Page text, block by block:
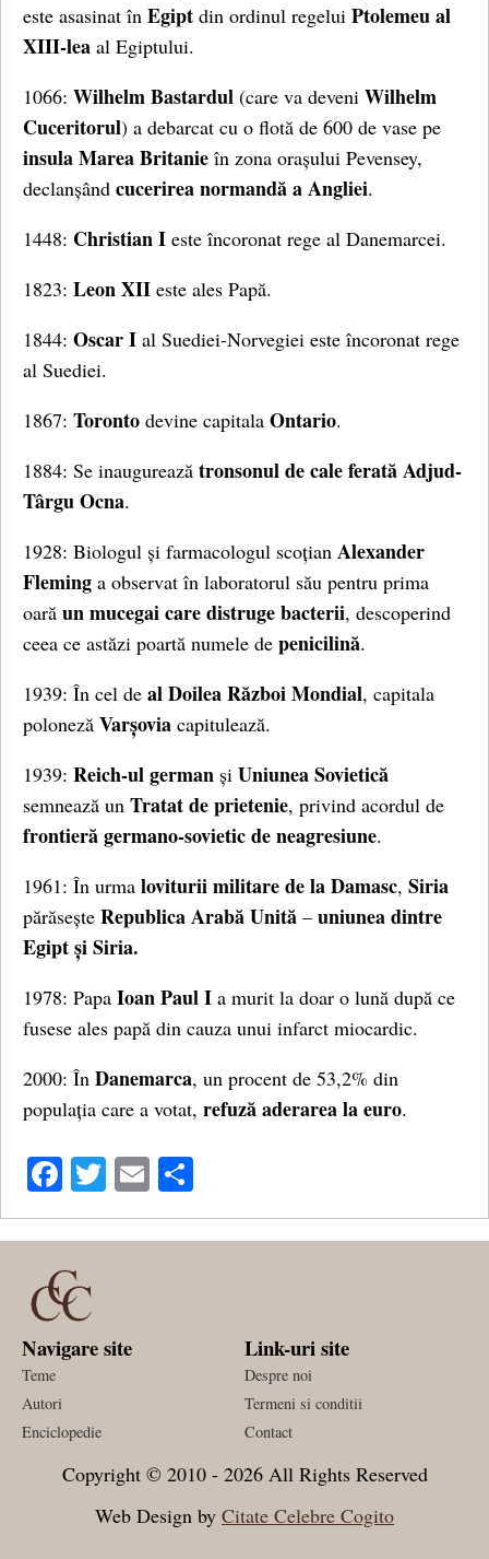
este asasinat în Egipt din ordinul regelui Ptolemeu al
XIII-lea al Egiptului.
1066: Wilhelm Bastardul (care va deveni Wilhelm
Cuceritorul) a debarcat cu o flotă de 600 de vase pe
insula Marea Britanie în zona orașului Pevensey,
declanșând cucerirea normandă a Angliei.
1448: Christian I este încoronat rege al Danemarcei.
1823: Leon XII este ales Papă.
1844: Oscar I al Suediei-Norvegiei este încoronat rege
al Suediei.
1867: Toronto devine capitala Ontario.
1884: Se inaugurează tronsonul de cale ferată Adjud-
Târgu Ocna.
1928: Biologul și farmacologul scoțian Alexander
Fleming a observat în laboratorul său pentru prima
oară un mucegai care distruge bacterii, descoperind
ceea ce astăzi poartă numele de penicilină.
1939: În cel de al Doilea Război Mondial, capitala
poloneză Varșovia capitulează.
1939: Reich-ul german și Uniunea Sovietică
semnează un Tratat de prietenie, privind acordul de
frontieră germano-sovietic de neagresiune.
1961: În urma loviturii militare de la Damasc, Siria
părăsește Republica Arabă Unită – uniunea dintre
Egipt și Siria.
1978: Papa Ioan Paul I a murit la doar o lună după ce
fusese ales papă din cauza unui infarct miocardic.
2000: În Danemarca, un procent de 53,2% din
populația care a votat, refuză aderarea la euro.
Facebook
Twitter
Email
Navigare site
Teme
Autori
Enciclopedie
Link-uri site
Despre noi
Termeni si conditii
Contact
Copyright © 2010 - 2026 All Rights Reserved
Web Design by Citate Celebre Cogito